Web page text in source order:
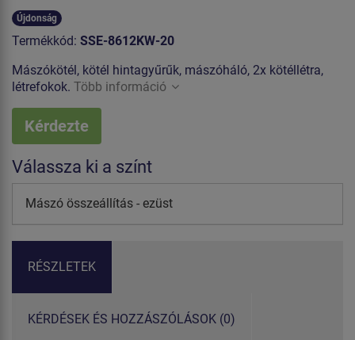
Újdonság
Termékkód: SSE-8612KW-20
Mászókötél, kötél hintagyűrűk, mászóháló, 2x kötéllétra,
létrefokok. Több információ
Kérdezte
Válassza ki a színt
Mászó összeállítás - ezüst
RÉSZLETEK
KÉRDÉSEK ÉS HOZZÁSZÓLÁSOK (0)